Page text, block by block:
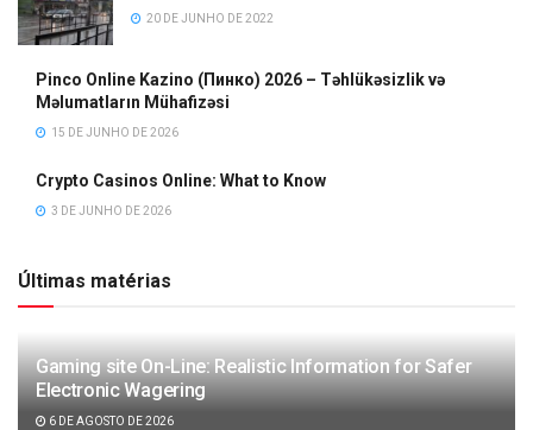
20 DE JUNHO DE 2022
Pinco Online Kazino (Пинко) 2026 – Təhlükəsizlik və
Məlumatların Mühafizəsi
15 DE JUNHO DE 2026
Crypto Casinos Online: What to Know
3 DE JUNHO DE 2026
Últimas matérias
Gaming site On-Line: Realistic Information for Safer
Electronic Wagering
6 DE AGOSTO DE 2026